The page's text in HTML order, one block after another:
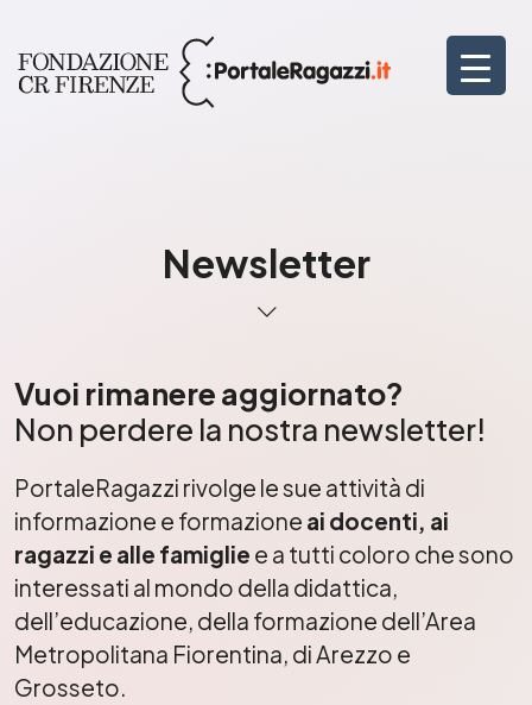
Newsletter
Vuoi rimanere aggiornato?
Non perdere la nostra newsletter!
PortaleRagazzi rivolge le sue attività di
informazione e formazione ai docenti, ai
ragazzi e alle famiglie e a tutti coloro che sono
interessati al mondo della didattica,
dell’educazione, della formazione dell’Area
Metropolitana Fiorentina, di Arezzo e
Grosseto.